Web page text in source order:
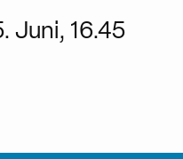
Juni, 16.45